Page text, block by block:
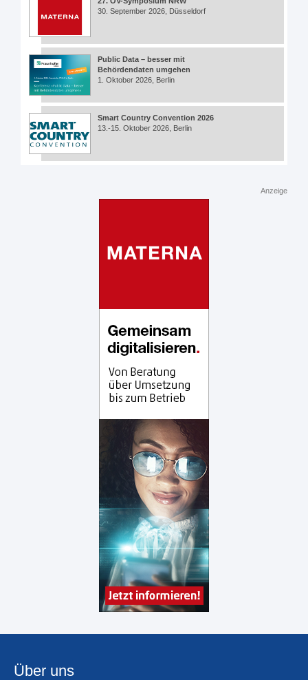
30. September 2026, Düsseldorf
Public Data – besser mit
Behördendaten umgehen
1. Oktober 2026, Berlin
Smart Country Convention 2026
13.-15. Oktober 2026, Berlin
Anzeige
Über uns